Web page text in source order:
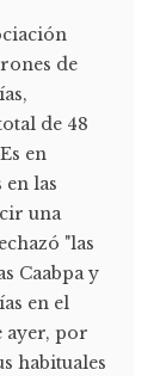
de
de 48
en
las
una
"las
Caabpa y
en el
ayer, por
habituales